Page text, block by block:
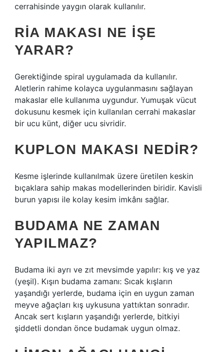
cerrahisinde yaygın olarak kullanılır.
RIA MAKASI NE IŞE
YARAR?
Gerektiğinde spiral uygulamada da kullanılır.
Aletlerin rahime kolayca uygulanmasını sağlayan
makaslar elle kullanıma uygundur. Yumuşak vücut
dokusunu kesmek için kullanılan cerrahi makaslar
bir ucu künt, diğer ucu sivridir.
KUPLON MAKASI NEDIR?
Kesme işlerinde kullanılmak üzere üretilen keskin
bıçaklara sahip makas modellerinden biridir. Kavisli
burun yapısı ile kolay kesim imkânı sağlar.
BUDAMA NE ZAMAN
YAPILMAZ?
Budama iki ayrı ve zıt mevsimde yapılır: kış ve yaz
(yeşil). Kışın budama zamanı: Sıcak kışların
yaşandığı yerlerde, budama için en uygun zaman
meyve ağaçları kış uykusuna yattıktan sonradır.
Ancak sert kışların yaşandığı yerlerde, bitkiyi
şiddetli dondan önce budamak uygun olmaz.